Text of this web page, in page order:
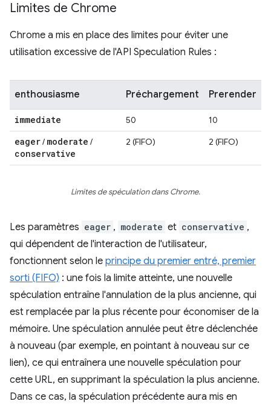
Limites de Chrome
Chrome a mis en place des limites pour éviter une
utilisation excessive de l'API Speculation Rules :
enthousiasme Préchargement Prerender
immediate 50 10
eager/ moderate /
conservative
2 (FIFO) 2 (FIFO)
Limites de spéculation dans Chrome.
Les paramètres eager , moderate et conservative ,
qui dépendent de l'interaction de l'utilisateur,
fonctionnent selon le principe du premier entré, premier
sorti (FIFO) : une fois la limite atteinte, une nouvelle
spéculation entraîne l'annulation de la plus ancienne, qui
est remplacée par la plus récente pour économiser de la
mémoire. Une spéculation annulée peut être déclenchée
à nouveau (par exemple, en pointant à nouveau sur ce
lien), ce qui entraînera une nouvelle spéculation pour
cette URL, en supprimant la spéculation la plus ancienne.
Dans ce cas, la spéculation précédente aura mis en